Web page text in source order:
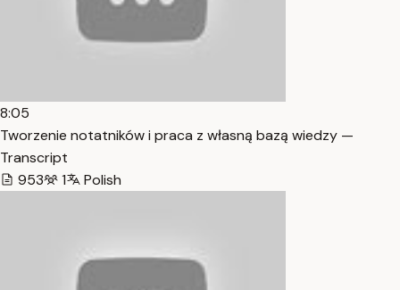
8:05
Tworzenie notatników i praca z własną bazą wiedzy —
Transcript
953
1 Polish